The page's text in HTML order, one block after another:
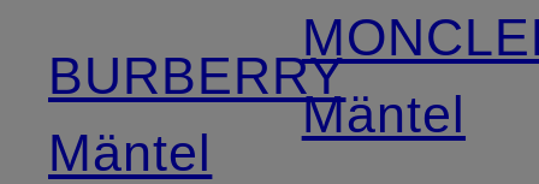
BURBERRY
Mäntel
Mäntel